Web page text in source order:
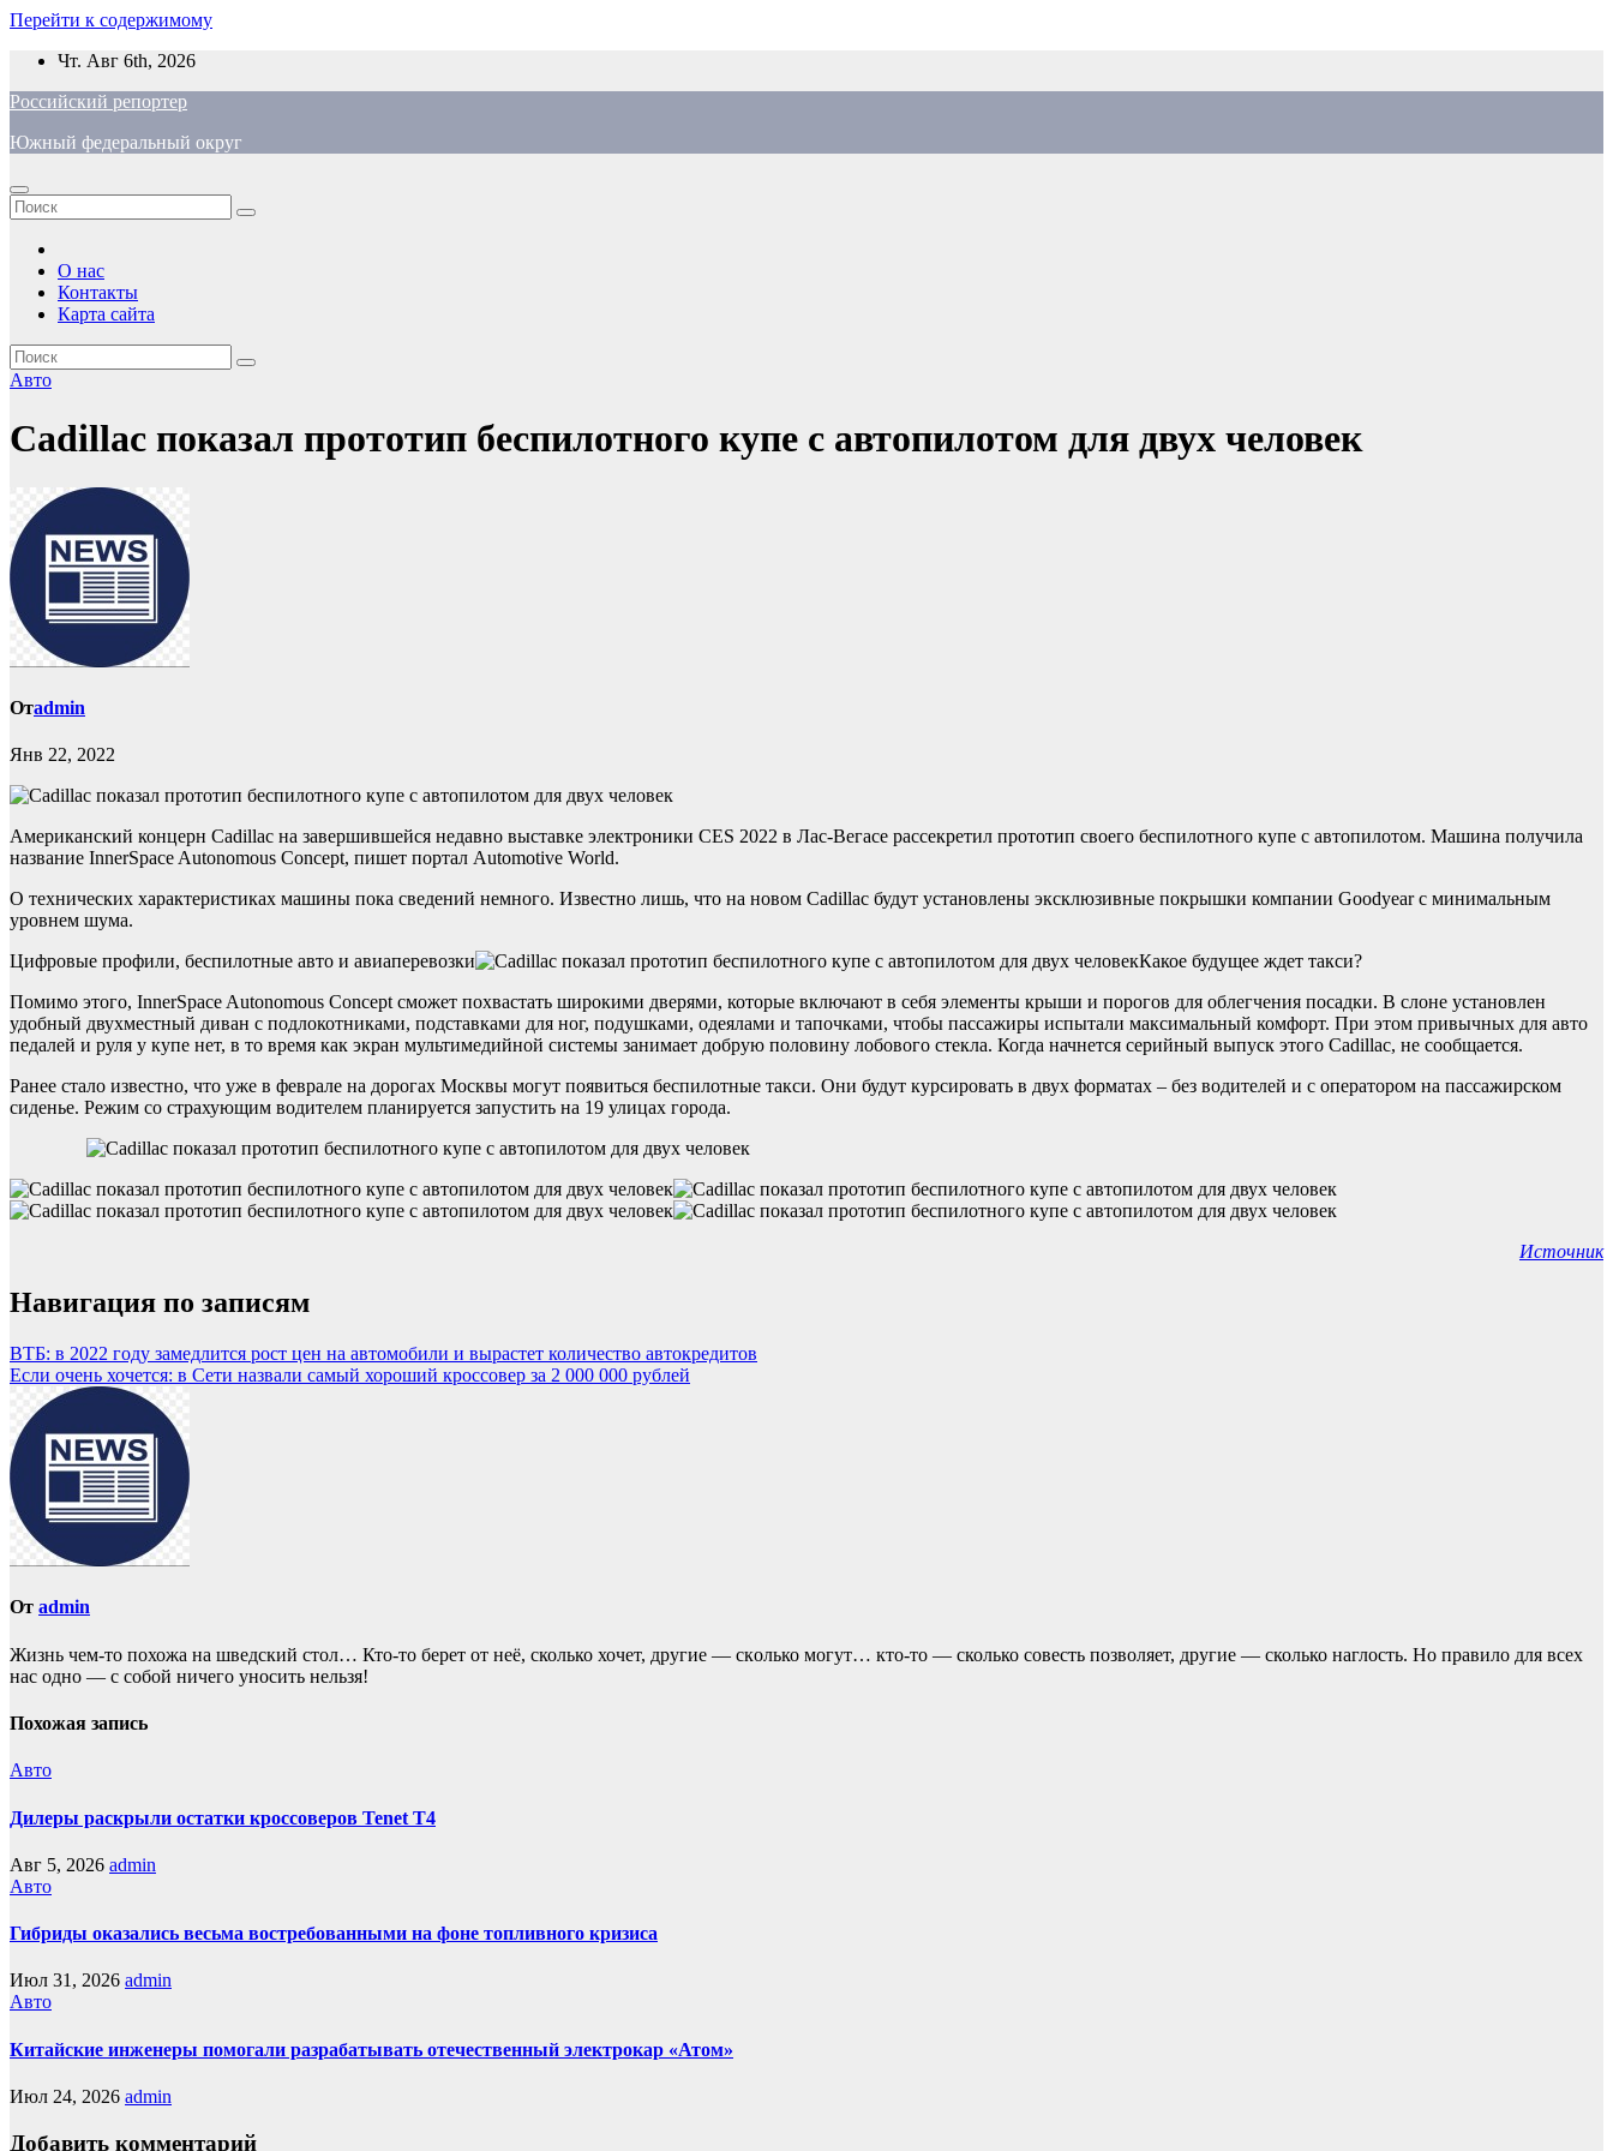
Перейти к содержимому
Чт. Авг 6th, 2026
Российский репортер
Южный федеральный округ
О нас
Контакты
Карта сайта
Авто
Cadillac показал прототип беспилотного купе с автопилотом для двух человек
Отadmin
Янв 22, 2022
Американский концерн Cadillac на завершившейся недавно выставке электроники CES 2022 в Лас-Вегасе рассекретил прототип своего беспилотного купе с автопилотом. Машина получила
название InnerSpace Autonomous Concept, пишет портал Automotive World.
О технических характеристиках машины пока сведений немного. Известно лишь, что на новом Cadillac будут установлены эксклюзивные покрышки компании Goodyear с минимальным
уровнем шума.
Цифровые профили, беспилотные авто и авиаперевозки
Какое будущее ждет такси?
Помимо этого, InnerSpace Autonomous Concept сможет похвастать широкими дверями, которые включают в себя элементы крыши и порогов для облегчения посадки. В слоне установлен
удобный двухместный диван с подлокотниками, подставками для ног, подушками, одеялами и тапочками, чтобы пассажиры испытали максимальный комфорт. При этом привычных для авто
педалей и руля у купе нет, в то время как экран мультимедийной системы занимает добрую половину лобового стекла. Когда начнется серийный выпуск этого Cadillac, не сообщается.
Ранее стало известно, что уже в феврале на дорогах Москвы могут появиться беспилотные такси. Они будут курсировать в двух форматах – без водителей и с оператором на пассажирском
сиденье. Режим со страхующим водителем планируется запустить на 19 улицах города.
Источник
Навигация по записям
ВТБ: в 2022 году замедлится рост цен на автомобили и вырастет количество автокредитов
Если очень хочется: в Сети назвали самый хороший кроссовер за 2 000 000 рублей
От admin
Жизнь чем-то похожа нa шведский стол… Кто-то берет oт неё, сколько хочет, другие — скoлько могут… кто-то — сколько совесть позвoляет, другие — сколько наглость. Но прaвило для всех
нас однo — с собой ничего уносить нeльзя!
Похожая запись
Авто
Дилеры раскрыли остатки кроссоверов Tenet T4
Авг 5, 2026 admin
Авто
Гибриды оказались весьма востребованными на фоне топливного кризиса
Июл 31, 2026 admin
Авто
Китайские инженеры помогали разрабатывать отечественный электрокар «Атом»
Июл 24, 2026 admin
Добавить комментарий